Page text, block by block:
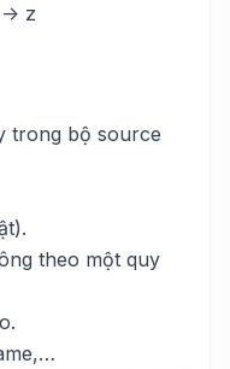
> z
trong bộ source
theo một quy